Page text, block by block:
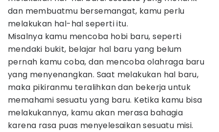
dan membuatmu bersemangat, kamu perlu
melakukan hal-hal seperti itu.
Misalnya kamu mencoba hobi baru, seperti
mendaki bukit, belajar hal baru yang belum
pernah kamu coba, dan mencoba olahraga baru
yang menyenangkan. Saat melakukan hal baru,
maka pikiranmu teralihkan dan bekerja untuk
memahami sesuatu yang baru. Ketika kamu bisa
melakukannya, kamu akan merasa bahagia
karena rasa puas menyelesaikan sesuatu misi.